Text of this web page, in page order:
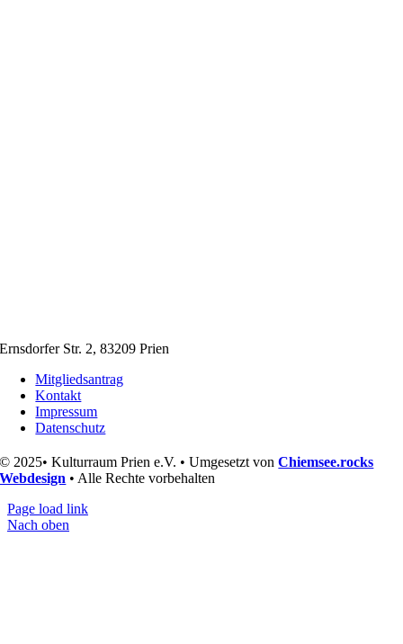
Ernsdorfer Str. 2, 83209 Prien
Mitgliedsantrag
Kontakt
Impressum
Datenschutz
© 2025• Kulturraum Prien e.V. • Umgesetzt vonChiemsee.rocks
Webdesign • Alle Rechte vorbehalten
Page load link
Nach oben